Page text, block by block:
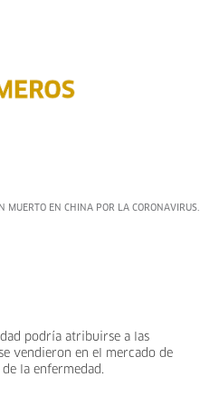
MUERTO EN CHINA POR LA CORONAVIRUS.
podría atribuirse a las
vendieron en el mercado de
la enfermedad.